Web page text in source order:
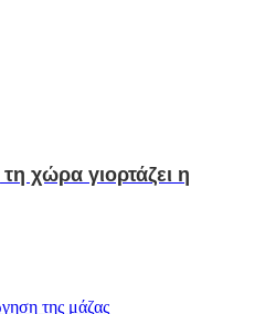
χώρα γιορτάζει η
της μάζας